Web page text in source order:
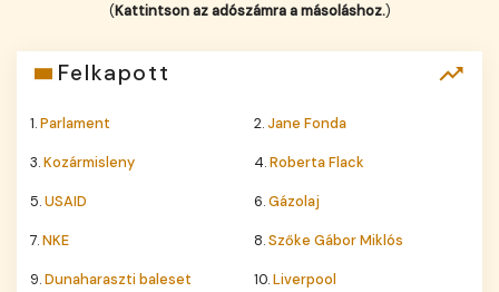
(Kattintson az adószámra a másoláshoz.)
Felkapott
1.Parlament 2.Jane Fonda
3.Kozármisleny 4.Roberta Flack
5.USAID 6.Gázolaj
7.NKE 8.Szőke Gábor Miklós
9.Dunaharaszti baleset 10.Liverpool